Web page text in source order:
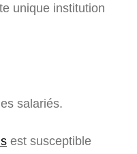
unique institution
salariés.
est susceptible